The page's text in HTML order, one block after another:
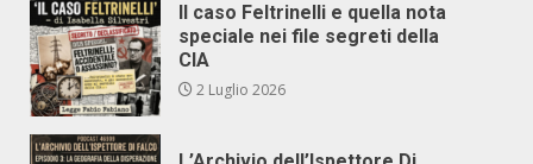
Il caso Feltrinelli e quella nota
speciale nei file segreti della
CIA
2 Luglio 2026